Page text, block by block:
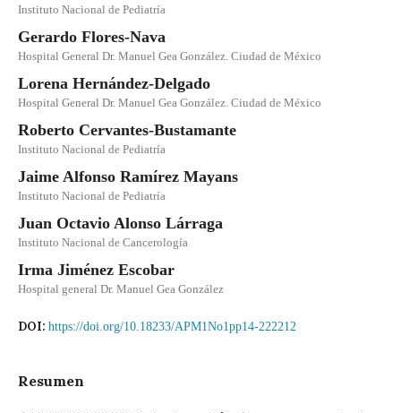
Instituto Nacional de Pediatría
Gerardo Flores-Nava
Hospital General Dr. Manuel Gea González. Ciudad de México
Lorena Hernández-Delgado
Hospital General Dr. Manuel Gea González. Ciudad de México
Roberto Cervantes-Bustamante
Instituto Nacional de Pediatría
Jaime Alfonso Ramírez Mayans
Instituto Nacional de Pediatría
Juan Octavio Alonso Lárraga
Instituto Nacional de Cancerología
Irma Jiménez Escobar
Hospital general Dr. Manuel Gea González
DOI: https://doi.org/10.18233/APM1No1pp14-222212
Resumen